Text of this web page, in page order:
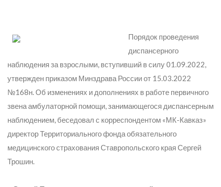
Порядок проведения
диспансерного
наблюдения за взрослыми, вступивший в силу 01.09.2022,
утвержден приказом Минздрава России от 15.03.2022
№168н. Об изменениях и дополнениях в работе первичного
звена амбулаторной помощи, занимающегося диспансерным
наблюдением, беседовал с корреспондентом «МК-Кавказ»
директор Территориального фонда обязательного
медицинского страхования Ставропольского края Сергей
Трошин.